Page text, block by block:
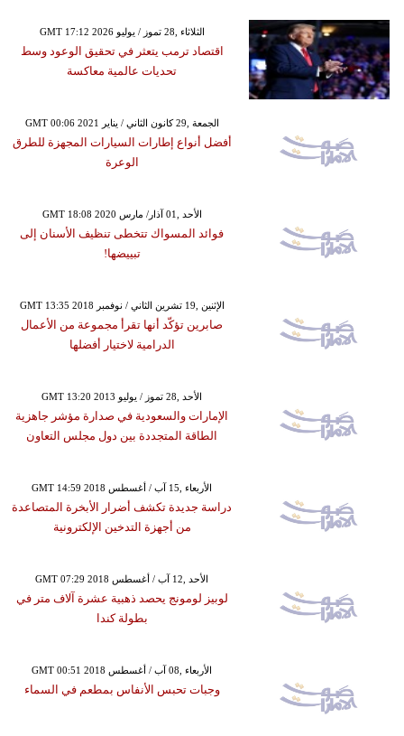
GMT 17:12 2026 الثلاثاء ,28 تموز / يوليو
اقتصاد ترمب يتعثر في تحقيق الوعود وسط
تحديات عالمية معاكسة
GMT 00:06 2021 الجمعة ,29 كانون الثاني / يناير
أفضل أنواع إطارات السيارات المجهزة للطرق
الوعرة
GMT 18:08 2020 الأحد ,01 آذار/ مارس
فوائد المسواك تتخطى تنظيف الأسنان إلى
تبييضها!
GMT 13:35 2018 الإثنين ,19 تشرين الثاني / نوفمبر
صابرين تؤكّد أنها تقرأ مجموعة من الأعمال
الدرامية لاختيار أفضلها
GMT 13:20 2013 الأحد ,28 تموز / يوليو
الإمارات والسعودية في صدارة مؤشر جاهزية
الطاقة المتجددة بين دول مجلس التعاون
GMT 14:59 2018 الأربعاء ,15 آب / أغسطس
دراسة جديدة تكشف أضرار الأبخرة المتصاعدة
من أجهزة التدخين الإلكترونية
GMT 07:29 2018 الأحد ,12 آب / أغسطس
لوبيز لومونج يحصد ذهبية عشرة آلاف متر في
بطولة كندا
GMT 00:51 2018 الأربعاء ,08 آب / أغسطس
وجبات تحبس الأنفاس بمطعم في السماء